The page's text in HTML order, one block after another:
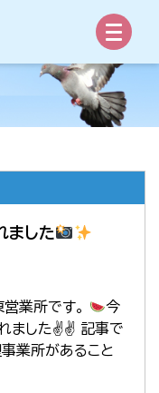
ました
業所です。
今
ました✌✌ 記事で
業所があること